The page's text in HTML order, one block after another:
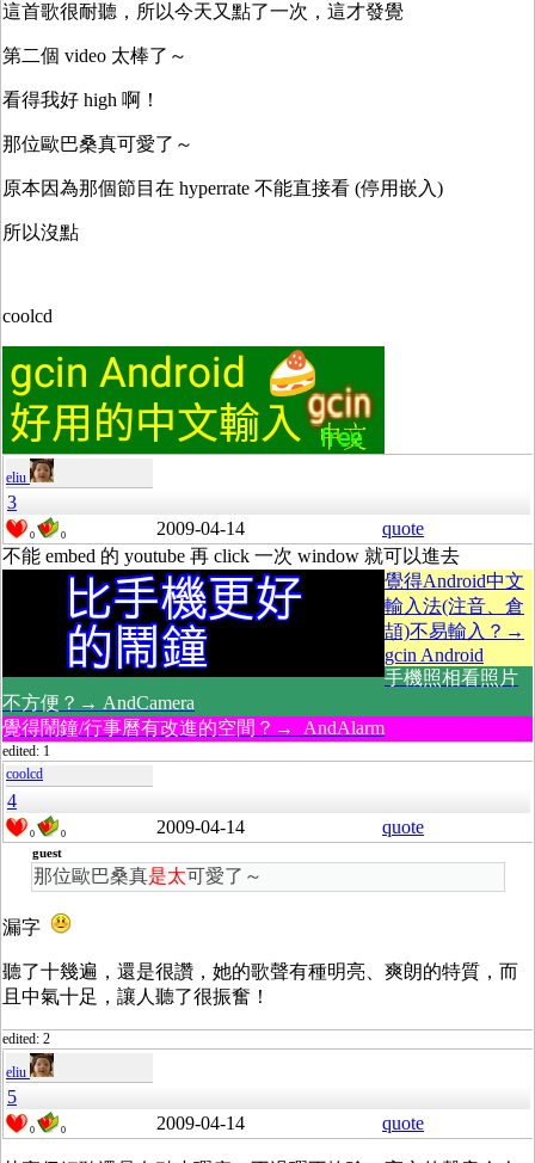
這首歌很耐聽，所以今天又點了一次，這才發覺
第二個 video 太棒了～
看得我好 high 啊！
那位歐巴桑真可愛了～
原本因為那個節目在 hyperrate 不能直接看 (停用嵌入)
所以沒點
coolcd
eliu
3
0 0 2009-04-14
quote
不能 embed 的 youtube 再 click 一次 window 就可以進去
覺得Android中文
輸入法(注音、倉
頡)不易輸入？→
gcin Android
手機照相看照片
不方便？→ AndCamera
覺得鬧鐘/行事曆有改進的空間？→ AndAlarm
edited: 1
coolcd
4
0 0 2009-04-14 quote
guest
那位歐巴桑真是太可愛了～
漏字
聽了十幾遍，還是很讚，她的歌聲有種明亮、爽朗的特質，而
且中氣十足，讓人聽了很振奮！
edited: 2
eliu
5
0 0 2009-04-14 quote